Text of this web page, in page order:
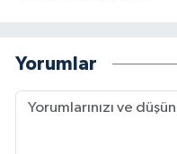
Yorumlar